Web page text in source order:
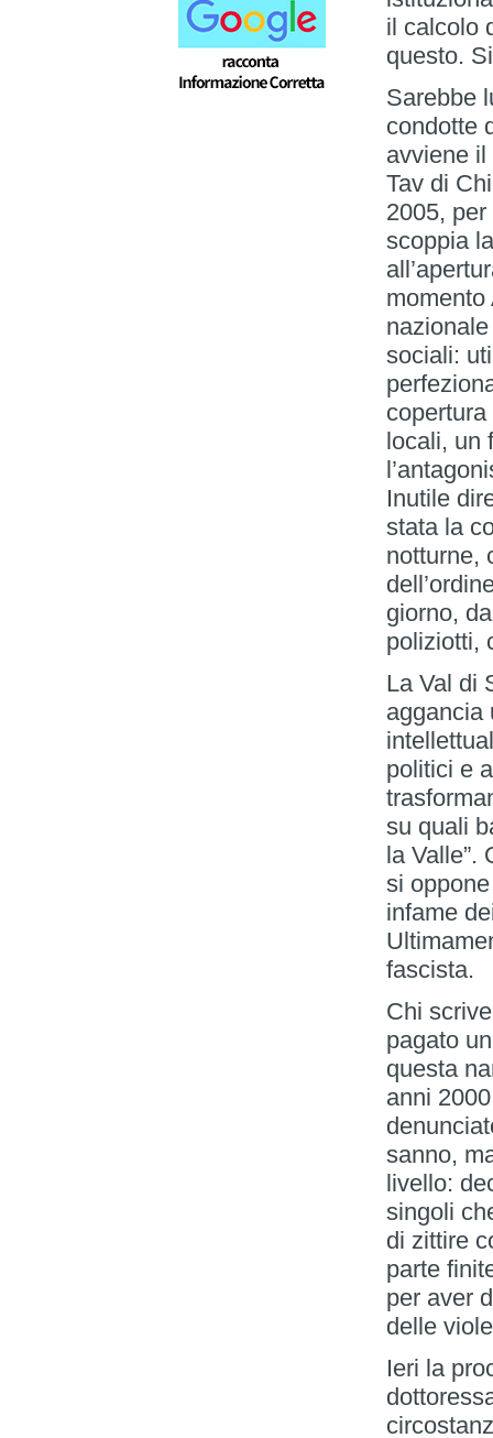
il calcolo
questo.
Sarebbe
condotte
avviene il
Tav di
2005, per
scoppia
sociali:
locali, un
Inutile
stata la
notturne,
giorno,
poliziotti,
La Val di
aggancia
politici e
su quali
la Valle”.
si
infame
fascista.
Chi
pagato
questa
anni
sanno,
livello:
singoli
di zittire
parte
per aver
delle
Ieri la